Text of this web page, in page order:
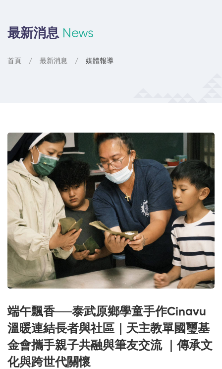
最新消息 News
首頁 最新消息 媒體報導
端午飄香──泰武原鄉學童手作Cinavu
溫暖連結長者與社區｜天主教單國璽基
金會攜手親子共融與筆友交流 ｜傳承文
化與跨世代關懷